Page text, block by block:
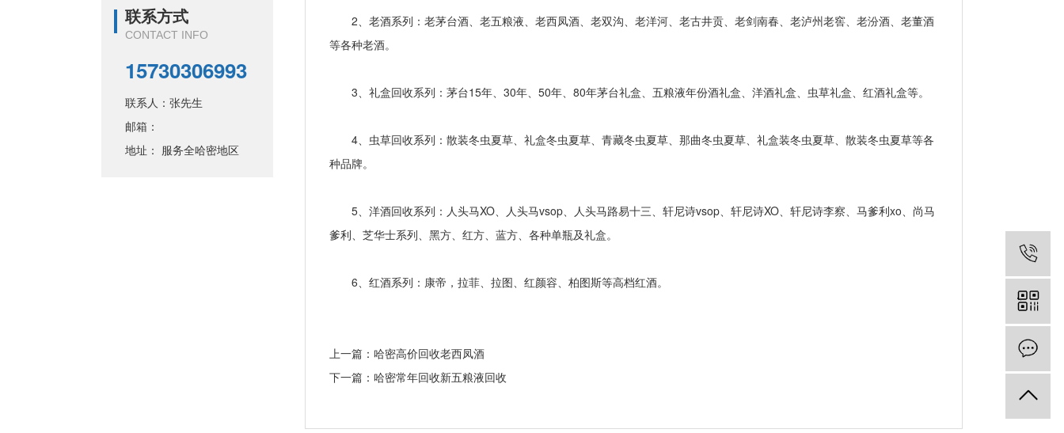
联系方式
CONTACT INFO
15730306993
联系人：张先生
邮箱：
地址： 服务全哈密地区
2、老酒系列：老茅台酒、老五粮液、老西凤酒、老双沟、老洋河、老古井贡、老剑南春、老泸州老窖、老汾酒、老董酒
等各种老酒。
3、礼盒回收系列：茅台15年、30年、50年、80年茅台礼盒、五粮液年份酒礼盒、洋酒礼盒、虫草礼盒、红酒礼盒等。
4、虫草回收系列：散装冬虫夏草、礼盒冬虫夏草、青藏冬虫夏草、那曲冬虫夏草、礼盒装冬虫夏草、散装冬虫夏草等各
种品牌。
5、洋酒回收系列：人头马XO、人头马vsop、人头马路易十三、轩尼诗vsop、轩尼诗XO、轩尼诗李察、马爹利xo、尚马
爹利、芝华士系列、黑方、红方、蓝方、各种单瓶及礼盒。
6、红酒系列：康帝，拉菲、拉图、红颜容、柏图斯等高档红酒。
上一篇：哈密高价回收老西凤酒
下一篇：哈密常年回收新五粮液回收